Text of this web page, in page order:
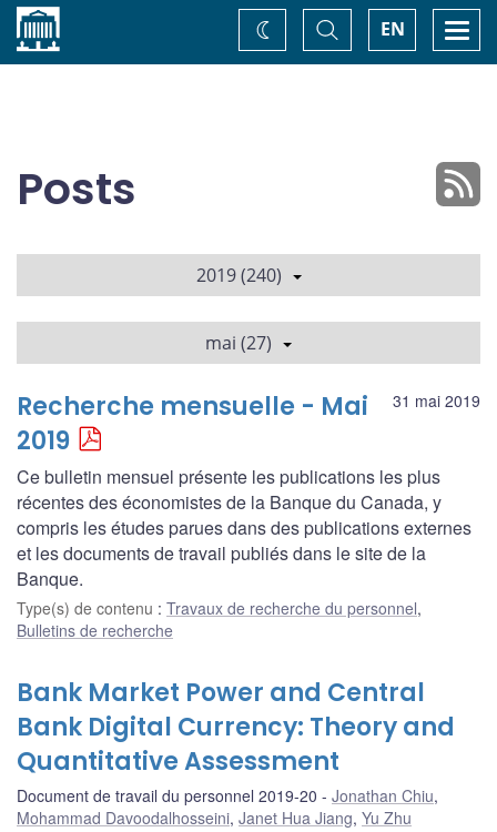
Accueil EN
Basculer
la
recherche
Changez
de
Posts
2019 (240)
mai (27)
31 mai 2019
Recherche mensuelle - Mai
2019
Ce bulletin mensuel présente les publications les plus
récentes des économistes de la Banque du Canada, y
compris les études parues dans des publications externes
et les documents de travail publiés dans le site de la
Banque.
Type(s) de contenu : Travaux de recherche du personnel,
Bulletins de recherche
Bank Market Power and Central
Bank Digital Currency: Theory and
Quantitative Assessment
Document de travail du personnel 2019-20 Jonathan Chiu,
Mohammad Davoodalhosseini, Janet Hua Jiang, Yu Zhu